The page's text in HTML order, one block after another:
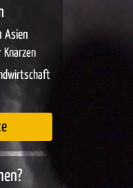
Asien
Knarzen